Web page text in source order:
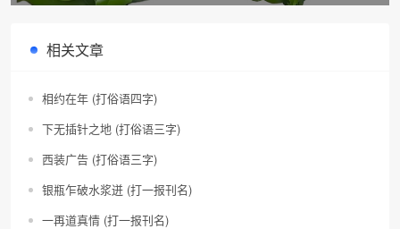
相关文章
相约在年 (打俗语四字)
下无插针之地 (打俗语三字)
西装广告 (打俗语三字)
银瓶乍破水浆迸 (打一报刊名)
一再道真情 (打一报刊名)